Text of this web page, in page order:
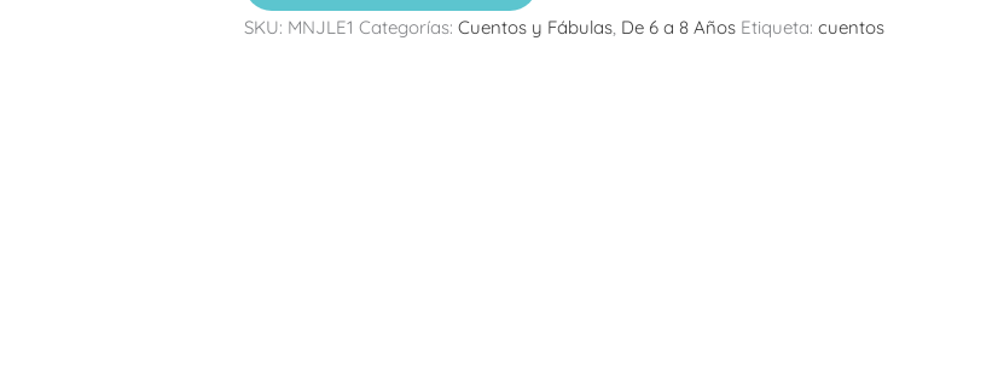
SKU: MNJLE1 Categorías: Cuentos y Fábulas De 6 a 8 Años Etiqueta: cuentos